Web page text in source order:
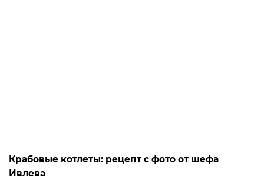
Крабовые котлеты: рецепт с фото от шефа
Ивлева